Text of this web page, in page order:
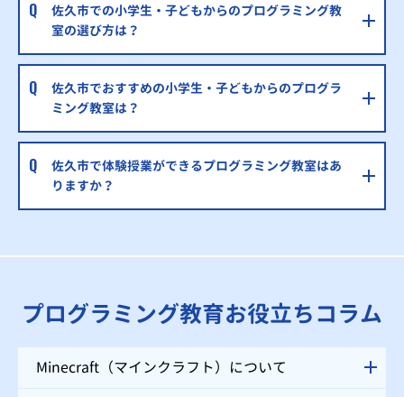
佐久市での小学生・子どもからのプログラミング教
室の選び方は？
佐久市でおすすめの小学生・子どもからのプログラ
ミング教室は？
佐久市で体験授業ができるプログラミング教室はあ
りますか？
プログラミング教育お役立ちコラム
Minecraft（マインクラフト）について